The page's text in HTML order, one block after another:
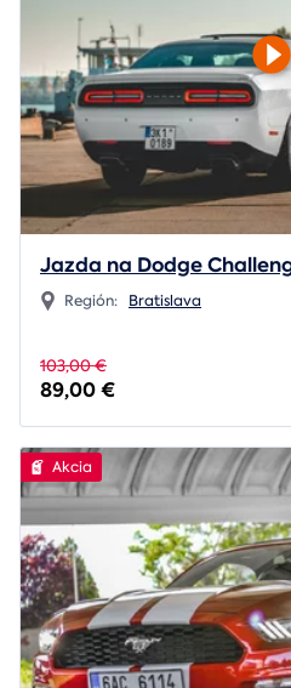
Jazda na Dodge
Región: Bratislava
103,00 €
89,00 €
Akcia